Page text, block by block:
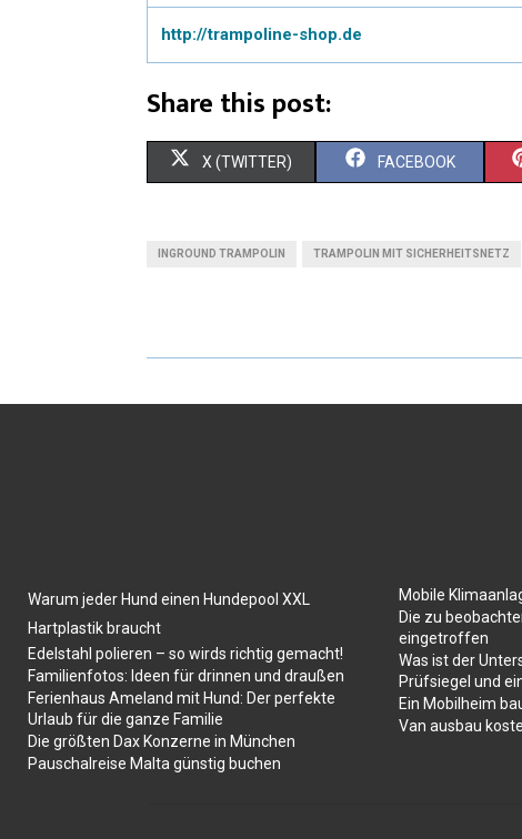
http://trampoline-shop.de
Share this post:
X (TWITTER) FACEBOOK
INGROUND TRAMPOLIN TRAMPOLIN MIT SICHERHEITSNETZ
Warum jeder Hund einen Hundepool XXL
Hartplastik braucht
Edelstahl polieren – so wirds richtig gemacht!
Familienfotos: Ideen für drinnen und draußen
Ferienhaus Ameland mit Hund: Der perfekte
Urlaub für die ganze Familie
Die größten Dax Konzerne in München
Pauschalreise Malta günstig buchen
Mobile
Die zu
eingetroffen
Was ist der
Prüfsiegel und
Ein Mobilheim
Van ausbau